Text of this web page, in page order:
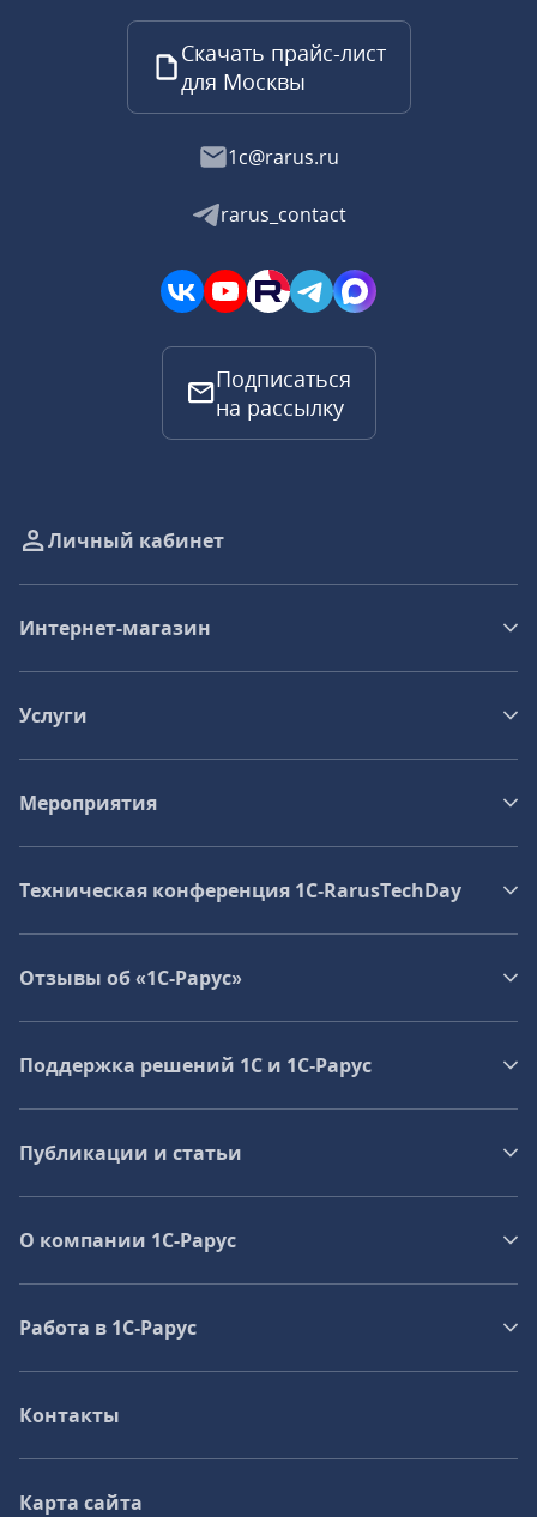
Скачать прайс-лист
для Москвы
1c@rarus.ru
rarus_contact
Подписаться
на рассылку
Личный кабинет
Интернет-магазин
Услуги
Мероприятия
Техническая конференция 1C‑RarusTechDay
Отзывы об «1С-Рарус»
Поддержка решений 1С и 1С‑Рарус
Публикации и статьи
О компании 1C-Рарус
Работа в 1С‑Рарус
Контакты
Карта сайта